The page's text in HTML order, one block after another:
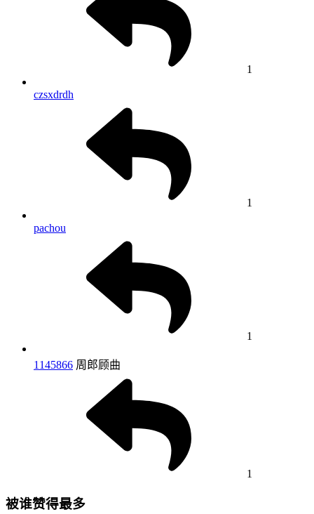
1
czsxdrdh
1
pachou
1
1145866 周郎顾曲
1
被谁赞得最多